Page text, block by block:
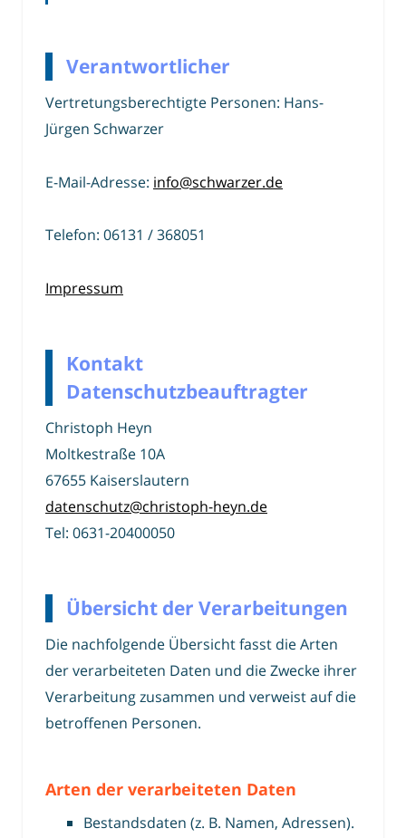
Verantwortlicher
Vertretungsberechtigte Personen: Hans-
Jürgen Schwarzer
E-Mail-Adresse: info@schwarzer.de
Telefon: 06131 / 368051
Impressum
Kontakt
Datenschutzbeauftragter
Christoph Heyn
Moltkestraße 10A
67655 Kaiserslautern
datenschutz@christoph-heyn.de
Tel: 0631-20400050
Übersicht der Verarbeitungen
Die nachfolgende Übersicht fasst die Arten
der verarbeiteten Daten und die Zwecke ihrer
Verarbeitung zusammen und verweist auf die
betroffenen Personen.
Arten der verarbeiteten Daten
Bestandsdaten (z. B. Namen, Adressen).